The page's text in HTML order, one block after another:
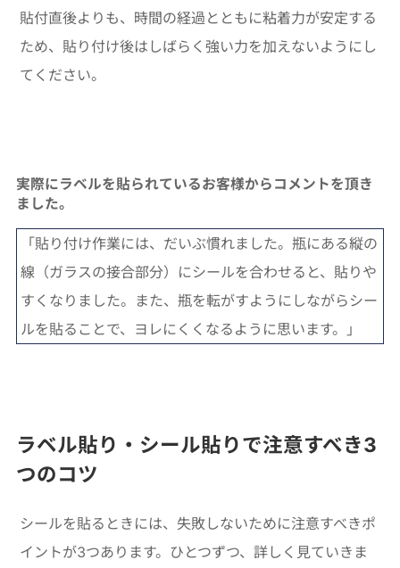
貼付直後よりも、時間の経過とともに粘着力が安定する
ため、貼り付け後はしばらく強い力を加えないようにし
てください。
実際にラベルを貼られているお客様からコメントを頂き
ました。
「貼り付け作業には、だいぶ慣れました。瓶にある縦の
線（ガラスの接合部分）にシールを合わせると、貼りや
すくなりました。また、瓶を転がすようにしながらシー
ルを貼ることで、ヨレにくくなるように思います。」
ラベル貼り・シール貼りで注意すべき3
つのコツ
シールを貼るときには、失敗しないために注意すべきポ
イントが3つあります。ひとつずつ、詳しく見ていきま